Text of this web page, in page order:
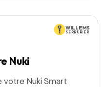
WILLEMS
SERRURIER
Nuki
votre Nuki Smart